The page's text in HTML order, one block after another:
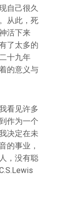
自己很久
从此，死
活下来
了太多的
十九年
的意义与
看见许多
作为一个
决定在未
的事业，
，没有聪